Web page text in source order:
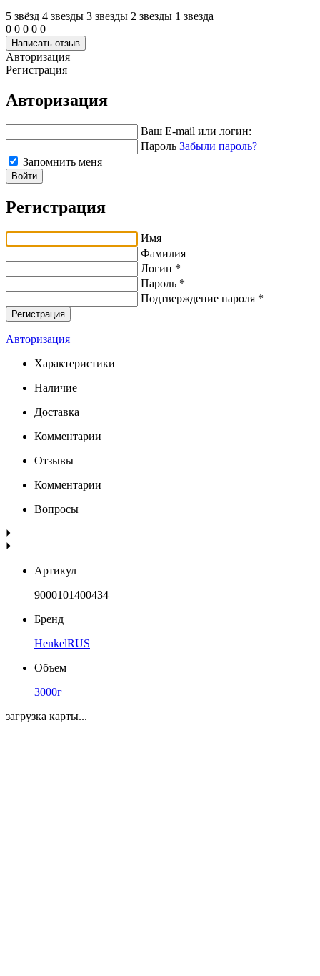
5 звёзд 4 звeзды 3 звeзды 2 звeзды 1 звeзда
0 0 0 0 0
Написать отзыв
Авторизация
Регистрация
Авторизация
Ваш E-mail или логин:
Пароль Забыли пароль?
Запомнить меня
Войти
Регистрация
Имя
Фамилия
Логин *
Пароль *
Подтверждение пароля *
Авторизация
Характеристики
Наличие
Доставка
Комментарии
Отзывы
Комментарии
Вопросы
Артикул
9000101400434
Бренд
HenkelRUS
Объем
3000г
загрузка карты...